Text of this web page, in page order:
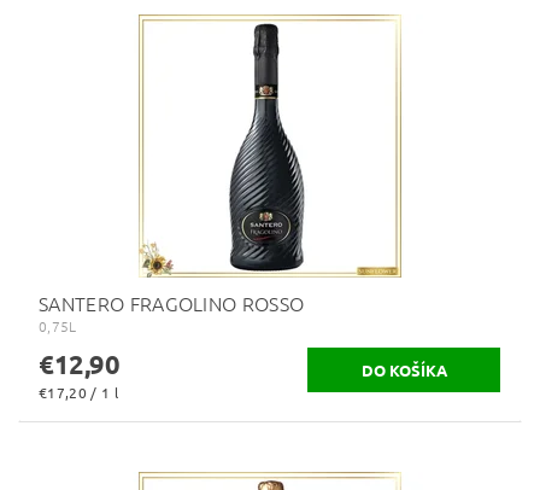
SANTERO FRAGOLINO ROSSO
0,75L
€12,90
€17,20 / 1 l